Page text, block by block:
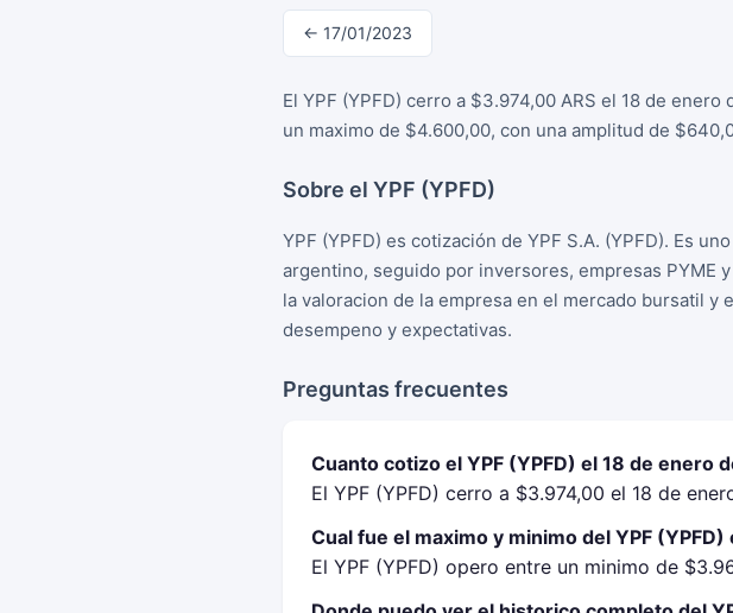
← 17/01/2023
El YPF (YPFD) cerro a $3.974,00 ARS el 18 de
un maximo de $4.600,00, con una amplitud de
Sobre el YPF (YPFD)
YPF (YPFD) es cotización de YPF S.A. (YPFD). Es
argentino, seguido por inversores, empresas PYME
la valoracion de la empresa en el mercado bursatil
desempeno y expectativas.
Preguntas frecuentes
Cuanto cotizo el YPF (YPFD) el 18 de enero
El YPF (YPFD) cerro a $3.974,00 el 18 de
Cual fue el maximo y minimo del YPF
El YPF (YPFD) opero entre un minimo de